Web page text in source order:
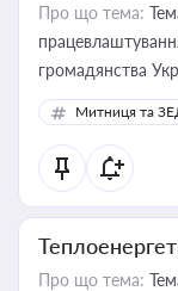
Про що тема:
громадянства
Митниця та
Про що тема: